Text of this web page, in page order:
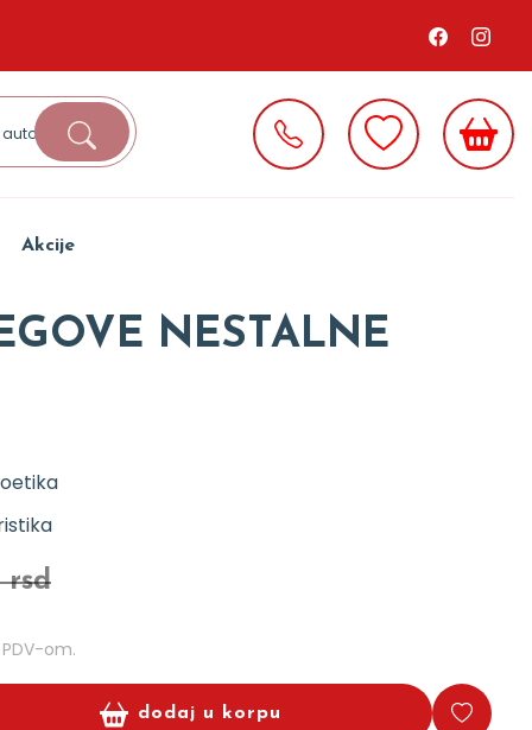
Akcije
NESTALNE
rsd
om.
dodaj u korpu